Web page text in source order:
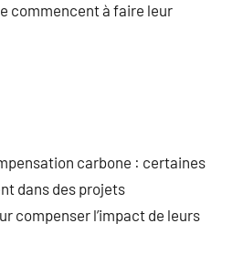
commencent à faire leur
carbone : certaines
dans des projets
compenser l’impact de leurs